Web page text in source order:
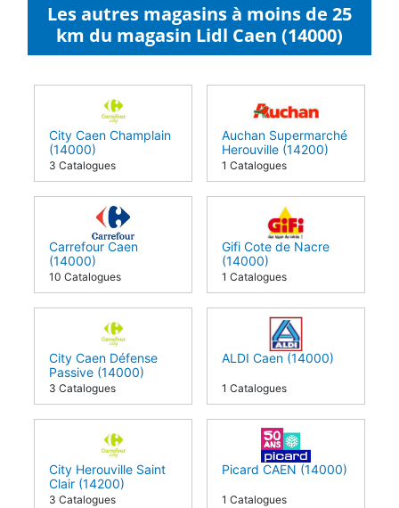
Les autres magasins à moins de 25
km du magasin Lidl Caen (14000)
City Caen Champlain
(14000)
3 Catalogues
Auchan Supermarché
Herouville (14200)
1 Catalogues
Carrefour Caen
(14000)
10 Catalogues
Gifi Cote de Nacre
(14000)
1 Catalogues
City Caen Défense
Passive (14000)
3 Catalogues
ALDI Caen (14000)
1 Catalogues
City Herouville Saint
Clair (14200)
3 Catalogues
Picard CAEN (14000)
1 Catalogues